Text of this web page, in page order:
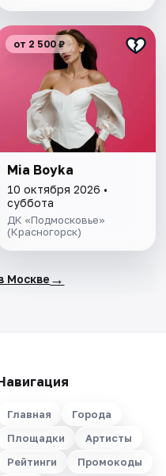
от 2 500 ₽
Mia Boyka
10 октября 2026 •
суббота
ДК «Подмосковье»
(Красногорск)
Москве →
Главная
Города
Площадки
Артисты
Рейтинги
Промокоды